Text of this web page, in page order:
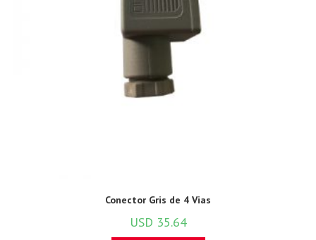
Conector Gris de 4 Vias
USD 35.64